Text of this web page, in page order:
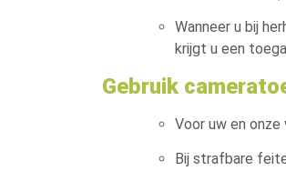
Wanneer u bij
krijgt u een
Gebruik
Voor uw en
Bij strafbare